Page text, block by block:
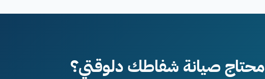
محتاج صيانة شفاطك دلوقتي؟